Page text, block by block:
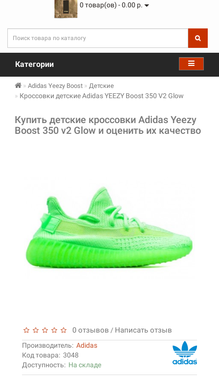
0 товар(ов) - 0.00 р.
Категории
Adidas Yeezy Boost Детские
Кроссовки детские Adidas YEEZY Boost 350 V2 Glow
Купить детские кроссовки Adidas Yeezy
Boost 350 v2 Glow и оценить их качество
0 отзывов / Написать отзыв
Производитель: Adidas
Код товара: 3048
Доступность: На складе